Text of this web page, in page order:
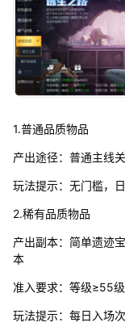
1.普通品质物品
产出途径：普通主线
玩法提示：无门槛，
2.稀有品质物品
产出副本：简单遗迹
本
准入要求：等级≥55
玩法提示：每日入场